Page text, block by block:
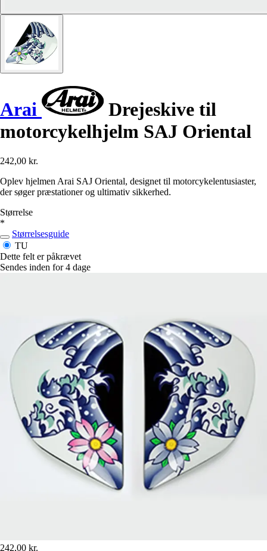
Arai
Drejeskive til
motorcykelhjelm SAJ Oriental
242,00 kr.
Oplev hjelmen Arai SAJ Oriental, designet til motorcykelentusiaster,
der søger præstationer og ultimativ sikkerhed.
Størrelse
*
Størrelsesguide
TU
Dette felt er påkrævet
Sendes inden for 4 dage
242,00 kr.